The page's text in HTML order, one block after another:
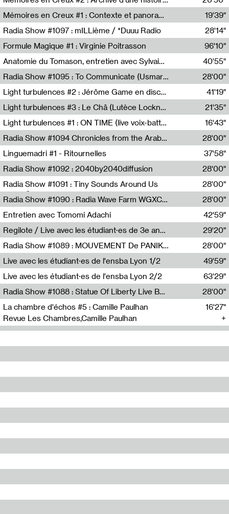
Sophie Auger-Grappin
Mémoires en Creux #1 : Contexte et panorama
Sophie Auger-Grappin
19'39"
Radia Show #1097 : mILLième / *Duuu Radio
28'14"
Formule Magique #1 : Virginie Poitrasson
Nathalie Lacroix,Virginie Poitrasson
96'10"
Anatomie du Tomason, entretien avec Sylvain Cardonnel
Loraine Baud,Sylvain Cardonnel
40'55"
Radia Show #1095 : To Communicate (Usmaradio)
Usmaradio
28'00"
Light turbulences #2 : Jérôme Game en discussion avec Thomas Corlin
41'19"
Light turbulences #3 : Le Châ (Lutèce Lockness)
Lutèce Lockness
21'35"
Light turbulences #1 : ON TIME (live voix-batterie) avec Jérôme Game & Jean-Michel Espitallier
Jérôme Game,Jean-Michel Espitallier
16'43"
Radia Show #1094 Chronicles from the Arab Cold War by Ghazi Barakat
Reboot.fm
28'00"
Linguemadri #1 - Ritournelles
Meris Angioletti
37'58"
Radia Show #1092 : 2040by2040diffusion
Diffusion FM
28'00"
Radia Show #1091 : Tiny Sounds Around Us
Radio Študent
28'00"
Radia Show #1090 : Radia Wave Farm WGXC Corey De Juan Sherrard Jr Startalk
Wave Farm
28'00"
Entretien avec Tomomi Adachi
Tomomi Adachi,Loraine Baud
42'59"
Regilote / Live avec les étudiant·es de 3e année de l'EMA
Nima Henryon,Athéna Noël,Amir Genillon,Ibourayane Ahmadi,Manelle Cherrih,Honorine Gibello,John Weeber,Manon Joseph
29'20"
Radia Show #1089 : MOUVEMENT De PANIK (Radio Panik)
Radio Panik
28'00"
Live avec les étudiant·es de l'ensba Lyon 1/2
49'59"
Live avec les étudiant·es de l'ensba Lyon 2/2
63'29"
Radia Show #1088 : Statue Of Liberty Live By Ed Baxter (Resonance)
Resonance
28'00"
La chambre d'échos #5 : Camille Paulhan
Revue Les Chambres,Camille Paulhan
16'27"